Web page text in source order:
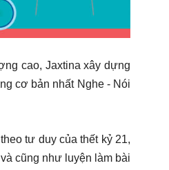
cao, Jaxtina xây dựng
cơ bản nhất Nghe - Nói
tư duy của thết kỷ 21,
cũng như luyện làm bài